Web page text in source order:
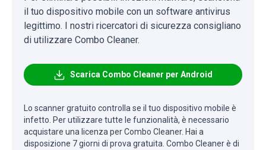
il tuo dispositivo mobile con un software antivirus
legittimo. I nostri ricercatori di sicurezza consigliano
di utilizzare Combo Cleaner.
Scarica Combo Cleaner per Android
Lo scanner gratuito controlla se il tuo dispositivo mobile è
infetto. Per utilizzare tutte le funzionalità, è necessario
acquistare una licenza per Combo Cleaner. Hai a
disposizione 7 giorni di prova gratuita. Combo Cleaner è di